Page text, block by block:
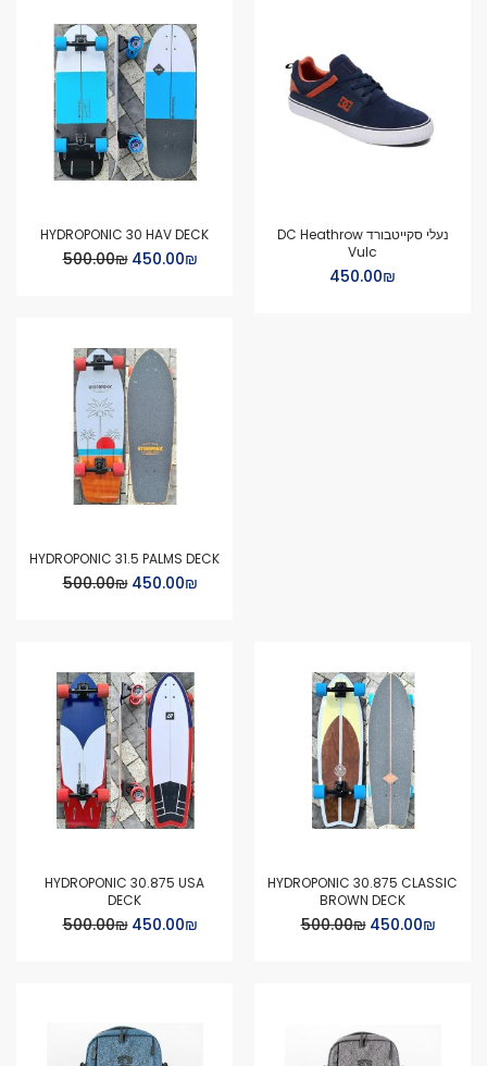
נעלי סקייטבורד DC Heathrow
Vulc
₪‏450.00
HYDROPONIC 30 HAV DECK
Special
₪‏450.00
₪‏500.00
HYDROPONIC 31.5 PALMS DECK
Special
₪‏450.00
₪‏500.00
HYDROPONIC 30.875 CLASSIC
BROWN DECK
Special
₪‏450.00
₪‏500.00
HYDROPONIC 30.875 USA
DECK
Special
₪‏450.00
₪‏500.00